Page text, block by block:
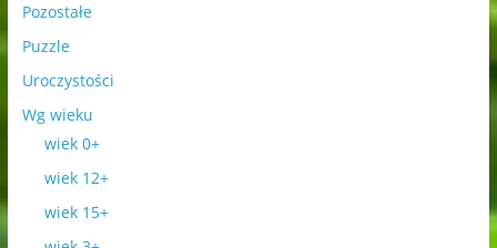
Pozostałe
Puzzle
Uroczystości
Wg wieku
wiek 0+
wiek 12+
wiek 15+